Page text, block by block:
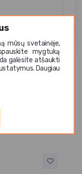
mūsų svetainėje,
mygtuką
galėsite atšaukti
Daugiau